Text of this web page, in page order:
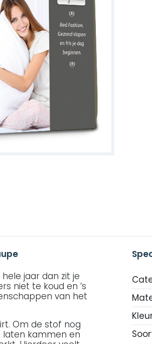
jaar dan zit je
niet te koud en ’s
van het
Om de stof nog
laten kammen en